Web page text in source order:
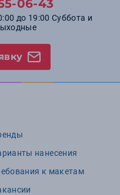
06-43
до 19:00 Суббота и
нанесения
к макетам